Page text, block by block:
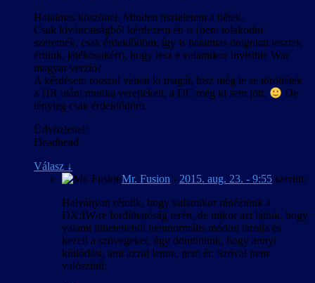
Hatalmas köszönet. Minden tiszteletem a tiétek.
Csak kíváncsiságból kérdezem én is (nem tolakodni
szeretnék, csak érdeklődöm, így is hatalmas dolgokat tesztek
értünk, játékosokért), hogy lesz e valamikor Invisible War
magyar verzió?
A kérdésem rosszul veheti ki magát, hisz még le se töröltétek
a HR utáni munka verejtékeit, a DC még ki sem jött.
De
tényleg csak érdeklődöm.
Üdvözlettel:
Deadhead
Válasz ↓
Mr. Fusion - 2015. aug. 23. - 9:55 szerint:
Halványan rémlik, hogy valamikor ránéztünk a
DX:IW-re fordíthatóság terén, de mikor azt láttuk, hogy
valami hihetetlenül nemnormális módon tárolja és
kezeli a szövegeket, úgy döntöttünk, hogy annyi
kínlódást, ami azzal lenne, nem ér. Szóval nem
valószínű.